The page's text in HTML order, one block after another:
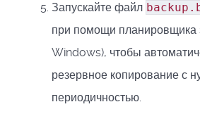
Запускайте файл
при помощи планировщика
Windows), чтобы
резервное копирование с
периодичностью.